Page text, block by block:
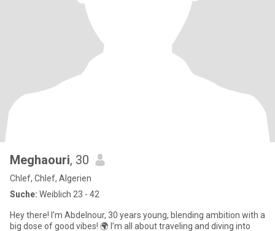
Meghaouri, 30
Chlef, Chlef, Algerien
Suche: Weiblich 23 - 42
Hey there! I'm Abdelnour, 30 years young, blending ambition with a
big dose of good vibes! 🌍 I’m all about traveling and diving into